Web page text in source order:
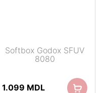
Softbox Godox SFUV
8080
1.099 MDL